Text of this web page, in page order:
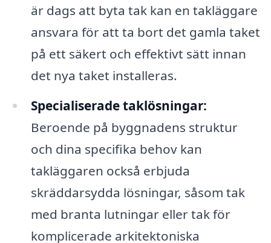
är dags att byta tak kan en takläggare
ansvara för att ta bort det gamla taket
på ett säkert och effektivt sätt innan
det nya taket installeras.
Specialiserade taklösningar:
Beroende på byggnadens struktur
och dina specifika behov kan
takläggaren också erbjuda
skräddarsydda lösningar, såsom tak
med branta lutningar eller tak för
komplicerade arkitektoniska